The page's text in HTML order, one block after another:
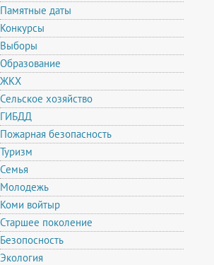
Памятные даты
Конкурсы
Выборы
Образование
ЖКХ
Сельское хозяйство
ГИБДД
Пожарная безопасность
Туризм
Семья
Молодежь
Коми войтыр
Старшее поколение
Безопосность
Экология